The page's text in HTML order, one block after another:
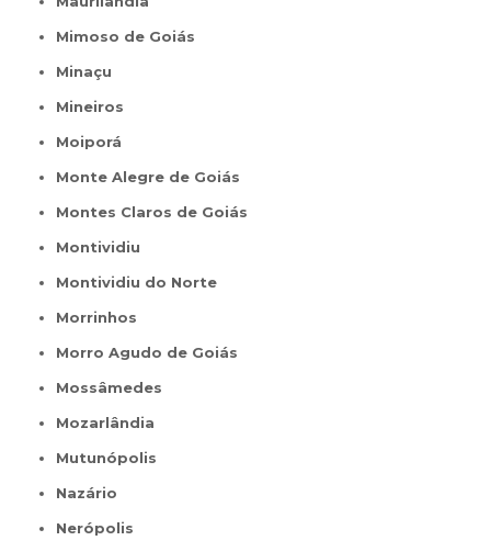
Mimoso de Goiás
Minaçu
Mineiros
Moiporá
Monte Alegre de Goiás
Montes Claros de Goiás
Montividiu
Montividiu do Norte
Morrinhos
Morro Agudo de Goiás
Mossâmedes
Mozarlândia
Mutunópolis
Nazário
Nerópolis